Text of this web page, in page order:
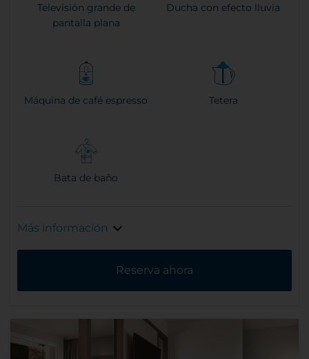
Televisión grande de
pantalla plana
Ducha con efecto lluvia
Máquina de café espresso Tetera
Bata de baño
Más información
Reserva ahora